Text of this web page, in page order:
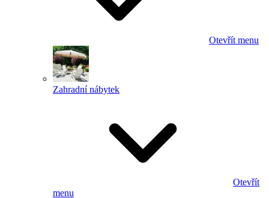
Otevřít menu
Zahradní nábytek
Otevřít
menu